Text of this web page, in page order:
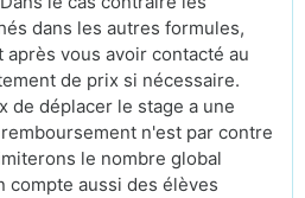
dans les autres formules,
vous avoir contacté au
de prix si nécessaire.
de déplacer le stage a une
n'est par contre
le nombre global
compte aussi des élèves